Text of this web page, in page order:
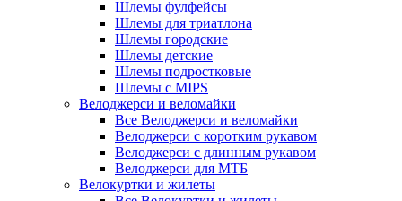
Шлемы фулфейсы
Шлемы для триатлона
Шлемы городские
Шлемы детские
Шлемы подростковые
Шлемы с MIPS
Велоджерси и веломайки
Все Велоджерси и веломайки
Велоджерси с коротким рукавом
Велоджерси с длинным рукавом
Велоджерси для МТБ
Велокуртки и жилеты